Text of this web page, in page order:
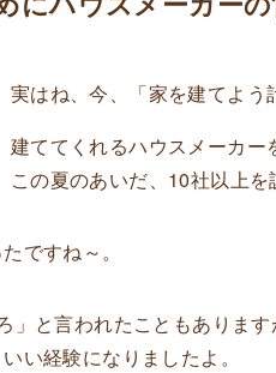
実はね、今、 「家を建てよう
建ててくれるハウスメーカー
この夏のあいだ、10社以上
ですね～。
」と言われたこともあります
い経験になりましたよ。